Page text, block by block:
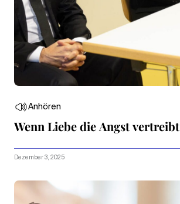
Anhören
Wenn Liebe die Angst vertreibt
Dezember 3, 2025